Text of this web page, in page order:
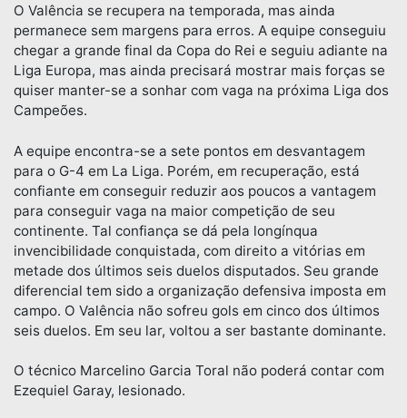
O Valência se recupera na temporada, mas ainda
permanece sem margens para erros. A equipe conseguiu
chegar a grande final da Copa do Rei e seguiu adiante na
Liga Europa, mas ainda precisará mostrar mais forças se
quiser manter-se a sonhar com vaga na próxima Liga dos
Campeões.
A equipe encontra-se a sete pontos em desvantagem
para o G-4 em La Liga. Porém, em recuperação, está
confiante em conseguir reduzir aos poucos a vantagem
para conseguir vaga na maior competição de seu
continente. Tal confiança se dá pela longínqua
invencibilidade conquistada, com direito a vitórias em
metade dos últimos seis duelos disputados. Seu grande
diferencial tem sido a organização defensiva imposta em
campo. O Valência não sofreu gols em cinco dos últimos
seis duelos. Em seu lar, voltou a ser bastante dominante.
O técnico Marcelino Garcia Toral não poderá contar com
Ezequiel Garay, lesionado.